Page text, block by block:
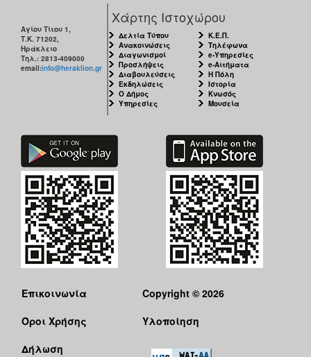
Αγίου Τίτου 1,
Τ.Κ. 71202,
Ηράκλειο
Τηλ.: 2813-409000
email:info@heraklion.gr
Χάρτης Ιστοχώρου
Δελτία Τύπου
Ανακοινώσεις
Διαγωνισμοί
Προσλήψεις
Διαβουλεύσεις
Εκδηλώσεις
Ο Δήμος
Υπηρεσίες
Κ.Ε.Π.
Τηλέφωνα
e-Υπηρεσίες
e-Αιτήματα
Η Πόλη
Ιστορία
Κνωσός
Μουσεία
Επικοινωνία
Όροι Χρήσης
Δήλωση
Copyright © 2026
Υλοποίηση